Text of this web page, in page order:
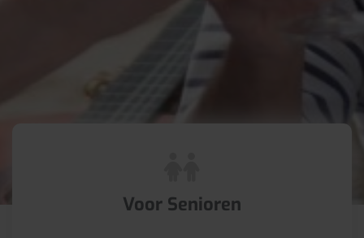
Voor Senioren